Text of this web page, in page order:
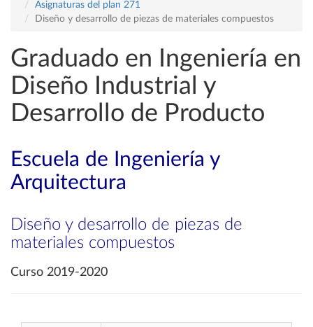
Asignaturas del plan 271
Diseño y desarrollo de piezas de materiales compuestos
Graduado en Ingeniería en
Diseño Industrial y
Desarrollo de Producto
Escuela de Ingeniería y
Arquitectura
Diseño y desarrollo de piezas de
materiales compuestos
Curso 2019-2020